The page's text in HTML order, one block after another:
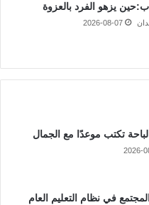
يزهو الفرد بالعزوة
2026-08-07
تكتب موعدًا مع الجمال
2026-
في نظام التعليم العام